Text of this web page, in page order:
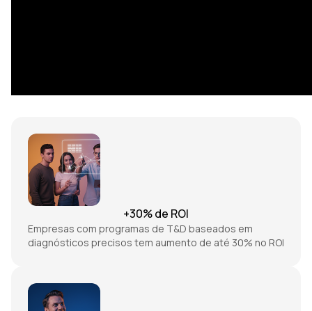
+30% de ROI
Empresas com programas de T&D baseados em
diagnósticos precisos tem aumento de até 30% no ROI